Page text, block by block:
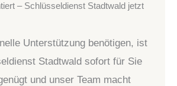
– Schlüsseldienst Stadtwald jetzt
Unterstützung benötigen, ist
Stadtwald sofort für Sie
und unser Team macht